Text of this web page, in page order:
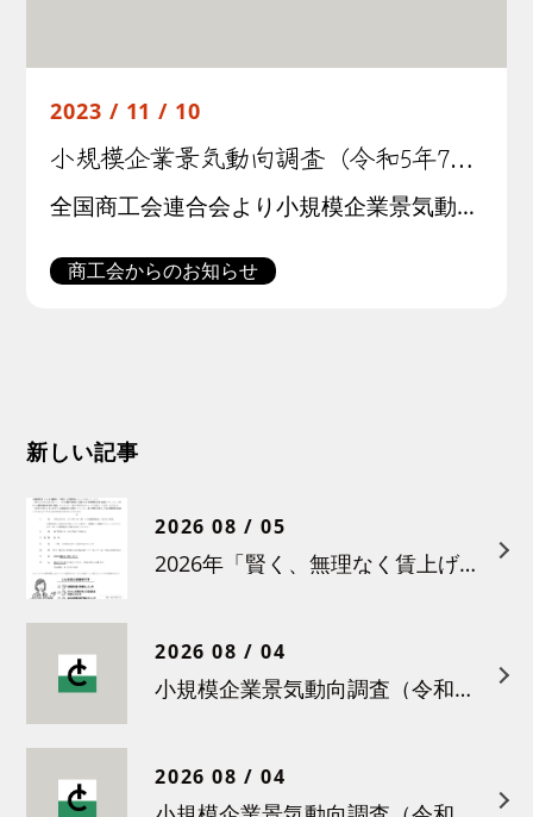
2023 / 11 / 10
小規模企業景気動向調査（令和5年7月期）結果について
全国商工会連合会より小規模企業景気動向調査(令和５年7月期調査)結果が公表されました。この調査は全国約３００商工会の経営指導員による調査票への選択記入式で行われたものです。調査結果の概要は以下の通りです。
商工会からのお知らせ
新しい記事
2026 08 / 05
2026年「賢く、無理なく賃上げを！小さな職場のための労務管理セミナー」の開催について
2026 08 / 04
小規模企業景気動向調査（令和８年６月）結果について
2026 08 / 04